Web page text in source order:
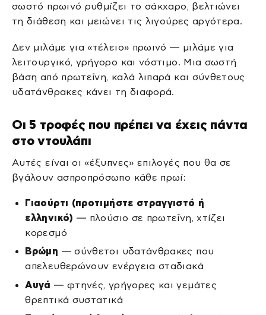
σωστό πρωινό ρυθμίζει το σάκχαρο, βελτιώνει
τη διάθεση και μειώνει τις λιγούρες αργότερα.
Δεν μιλάμε για «τέλειο» πρωινό — μιλάμε για
λειτουργικό, γρήγορο και νόστιμο. Μια σωστή
βάση από πρωτεΐνη, καλά λιπαρά και σύνθετους
υδατάνθρακες κάνει τη διαφορά.
Οι 5 τροφές που πρέπει να έχεις πάντα
στο ντουλάπι
Αυτές είναι οι «έξυπνες» επιλογές που θα σε
βγάλουν ασπροπρόσωπο κάθε πρωί:
Γιαούρτι (προτιμήστε στραγγιστό ή
ελληνικό) — πλούσιο σε πρωτεΐνη, χτίζει
κορεσμό
Βρώμη — σύνθετοι υδατάνθρακες που
απελευθερώνουν ενέργεια σταδιακά
Αυγά — φτηνές, γρήγορες και γεμάτες
θρεπτικά συστατικά